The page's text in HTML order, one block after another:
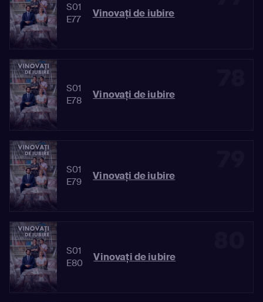
S01
E77
Vinovaţi de iubire
S01
E78
Vinovaţi de iubire
S01
E79
Vinovaţi de iubire
S01
E80
Vinovaţi de iubire